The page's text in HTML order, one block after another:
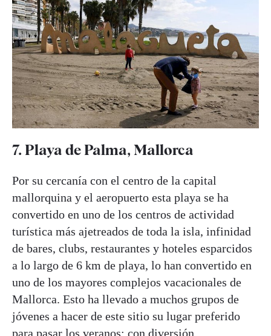
7. Playa de Palma, Mallorca
Por su cercanía con el centro de la capital
mallorquina y el aeropuerto esta playa se ha
convertido en uno de los centros de actividad
turística más ajetreados de toda la isla, infinidad
de bares, clubs, restaurantes y hoteles esparcidos
a lo largo de 6 km de playa, lo han convertido en
uno de los mayores complejos vacacionales de
Mallorca. Esto ha llevado a muchos grupos de
jóvenes a hacer de este sitio su lugar preferido
para pasar los veranos; con diversión